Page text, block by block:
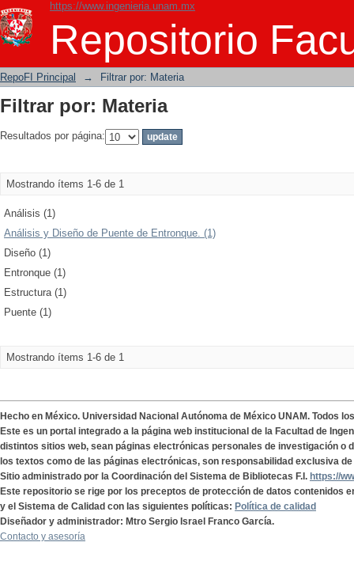
https://www.ingenieria.unam.mx
Repositorio
Filtrar por: Materia
RepoFI Principal → Filtrar por: Materia
Filtrar por: Materia
Resultados por página:
Mostrando ítems 1-6 de 1
Análisis (1)
Análisis y Diseño de Puente de Entronque. (1)
Diseño (1)
Entronque (1)
Estructura (1)
Puente (1)
Mostrando ítems 1-6 de 1
Hecho en México. Universidad Nacional Autónoma de México UNAM. Todos
Este es un portal integrado a la página web institucional de la Facultad de
distintos sitios web, sean páginas electrónicas personales de investigación o
los textos como de las páginas electrónicas, son responsabilidad exclusiva
Sitio administrado por la Coordinación del Sistema de Bibliotecas F.I. https://
Este repositorio se rige por los preceptos de protección de datos contenidos
y el Sistema de Calidad con las siguientes políticas: Política de calidad
Diseñador y administrador: Mtro Sergio Israel Franco García.
Contacto y asesoría